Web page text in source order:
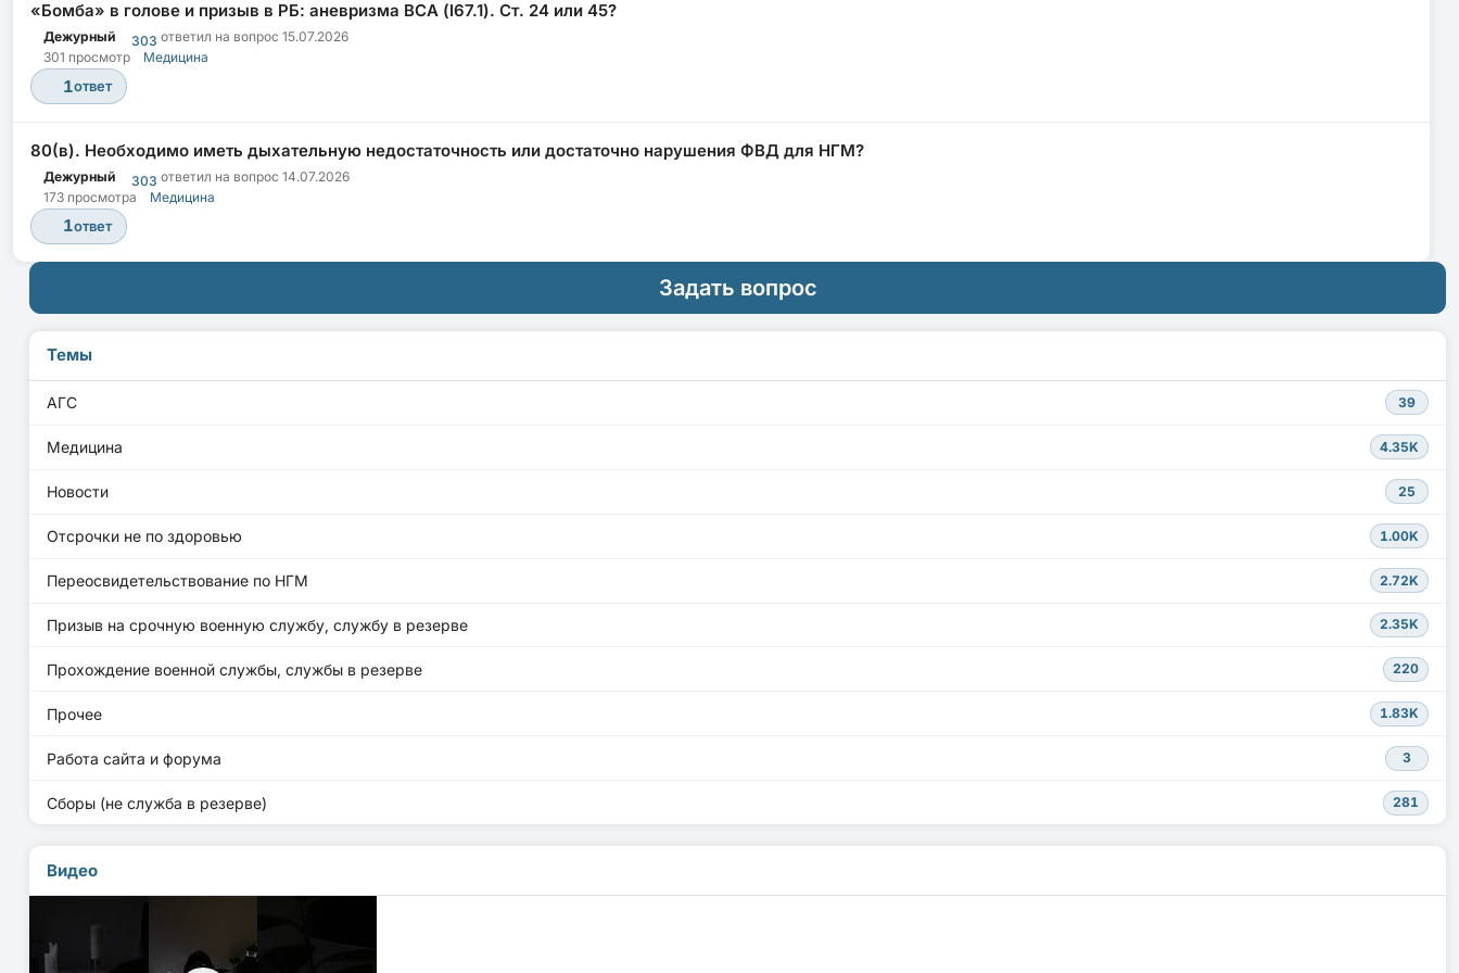
«Бомба» в голове и призыв в РБ: аневризма ВСА (I67.1). Ст. 24 или 45?
Дежурный 303 ответил на вопрос 15.07.2026
301 просмотр
Медицина
1ответ
80(в). Необходимо иметь дыхательную недостаточность или достаточно нарушения ФВД для НГМ?
Дежурный 303 ответил на вопрос 14.07.2026
173 просмотра
Медицина
1ответ
Задать вопрос
Темы
АГС 39
Медицина 4.35K
Новости 25
Отсрочки не по здоровью 1.00K
Переосвидетельствование по НГМ 2.72K
Призыв на срочную военную службу, службу в резерве 2.35K
Прохождение военной службы, службы в резерве 220
Прочее 1.83K
Работа сайта и форума 3
Сборы (не служба в резерве) 281
Видео